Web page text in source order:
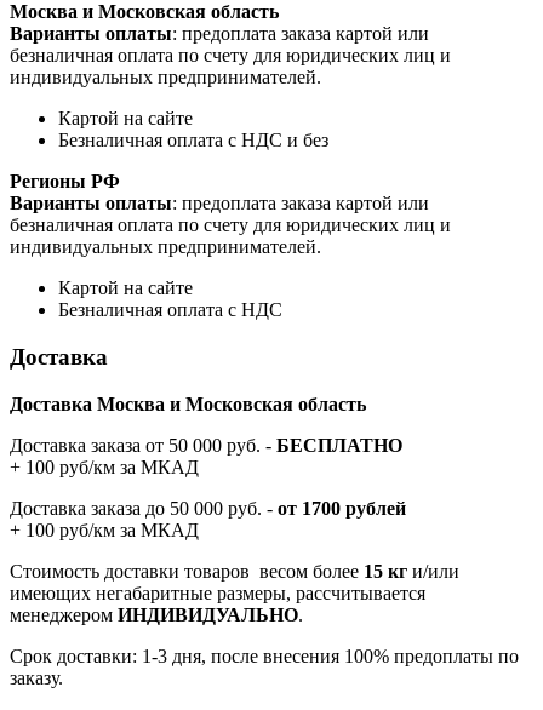
Москва и Московская область
Варианты оплаты: предоплата заказа картой или
безналичная оплата по счету для юридических лиц и
индивидуальных предпринимателей.
Картой на сайте
Безналичная оплата с НДС и без
Регионы РФ
Варианты оплаты: предоплата заказа картой или
безналичная оплата по счету для юридических лиц и
индивидуальных предпринимателей.
Картой на сайте
Безналичная оплата с НДС
Доставка
Доставка Москва и Московская область
Доставка заказа от 50 000 руб. - БЕСПЛАТНО
+ 100 руб/км за МКАД
Доставка заказа до 50 000 руб. - от 1700 рублей
+ 100 руб/км за МКАД
Стоимость доставки товаров весом более 15 кг и/или
имеющих негабаритные размеры, рассчитывается
менеджером ИНДИВИДУАЛЬНО.
Срок доставки: 1-3 дня, после внесения 100% предоплаты по
заказу.